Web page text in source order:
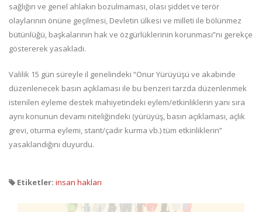
sağlığın ve genel ahlakın bozulmaması, olası şiddet ve terör
olaylarının önüne geçilmesi, Devletin ülkesi ve milleti ile bölünmez
bütünlüğü, başkalarının hak ve özgürlüklerinin korunması”nı gerekçe
göstererek yasakladı.
Valilik 15 gün süreyle il genelindeki “Onur Yürüyüşü ve akabinde
düzenlenecek basın açıklaması ile bu benzeri tarzda düzenlenmek
istenilen eyleme destek mahiyetindeki eylem/etkinliklerin yanı sıra
aynı konunun devamı niteliğindeki (yürüyüş, basın açıklaması, açlık
grevi, oturma eylemi, stant/çadır kurma vb.) tüm etkinliklerin”
yasaklandığını duyurdu.
Etiketler: insan hakları